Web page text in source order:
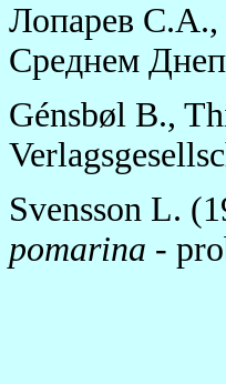
Лопарев С.А.,
Среднем
Génsbøl B.,
Svensson L.
pomarina -